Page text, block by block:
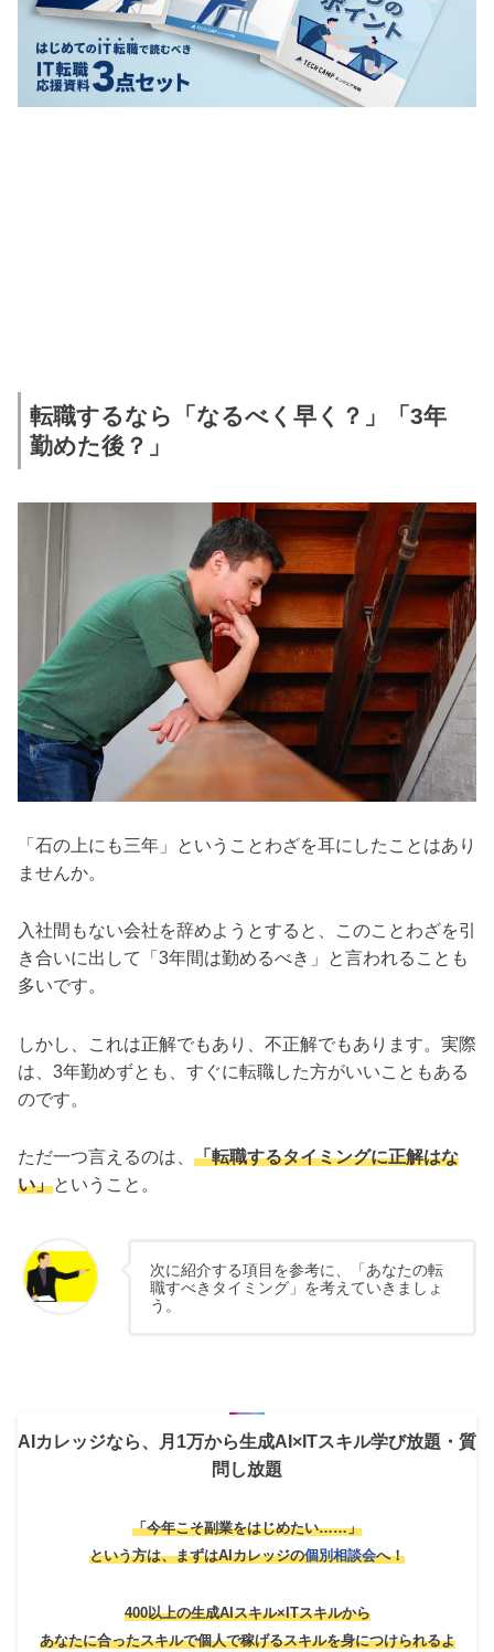
転職するなら「なるべく早く？」「3年
勤めた後？」
「石の上にも三年」ということわざを耳にしたことはあり
ませんか。
入社間もない会社を辞めようとすると、このことわざを引
き合いに出して「3年間は勤めるべき」と言われることも
多いです。
しかし、これは正解でもあり、不正解でもあります。実際
は、3年勤めずとも、すぐに転職した方がいいこともある
のです。
ただ一つ言えるのは、 「転職するタイミングに正解はな
い」ということ。
次に紹介する項目を参考に、「あなたの転
職すべきタイミング」を考えていきましょ
う。
AIカレッジなら、月1万から生成AI×ITスキル学び放題・質
問し放題
「今年こそ副業をはじめたい……」
という方は、まずはAIカレッジの個別相談会へ！
400以上の生成AIスキル×ITスキルから
あなたに合ったスキルで個人で稼げるスキルを身につけられるよ